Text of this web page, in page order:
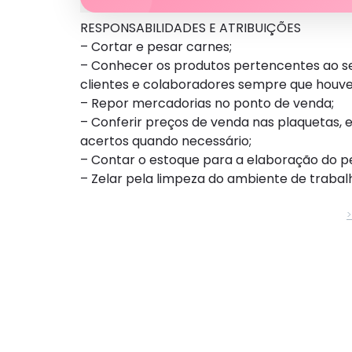
RESPONSABILIDADES E ATRIBUIÇÕES
– Cortar e pesar carnes;
– Conhecer os produtos pertencentes ao
clientes e colaboradores sempre que
– Repor mercadorias no ponto de venda;
– Conferir preços de venda nas plaquetas,
acertos quando necessário;
– Contar o estoque para a elaboração do
– Zelar pela limpeza do ambiente de